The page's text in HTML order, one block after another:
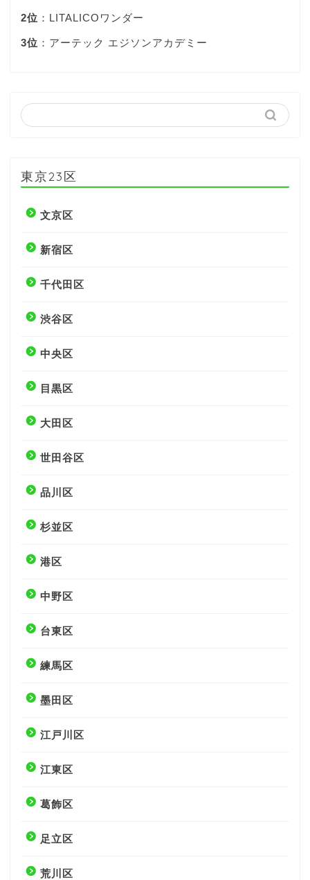
2位 ：LITALICOワンダー
3位 ：アーテック エジソンアカデミー
東京23区
文京区
新宿区
千代田区
渋谷区
中央区
目黒区
大田区
世田谷区
品川区
杉並区
港区
中野区
台東区
練馬区
墨田区
江戸川区
江東区
葛飾区
足立区
荒川区